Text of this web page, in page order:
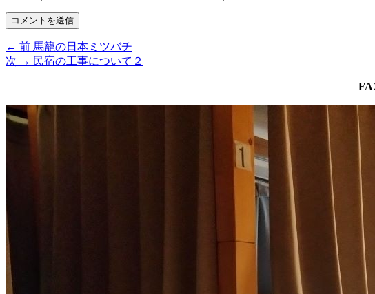
投
稿
ビ
ョ
ン
← 前 前
の
馬籠の日本ミツバチ
次 → 次
稿:
民宿の工事について２
イ
ド
バ
ー
ウ
ィ